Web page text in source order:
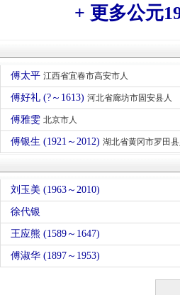
+ 更多公元
傅太平 江西省宜春市高安市人
傅好礼 (?～1613) 河北省廊坊市固安县人
傅雅雯 北京市人
傅银生 (1921～2012) 湖北省黄冈市罗田县
刘玉美 (1963～2010)
徐代银
王应熊 (1589～1647)
傅淑华 (1897～1953)